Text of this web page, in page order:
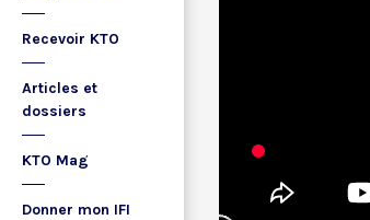
Recevoir KTO
Articles et
dossiers
KTO Mag
Donner mon IFI